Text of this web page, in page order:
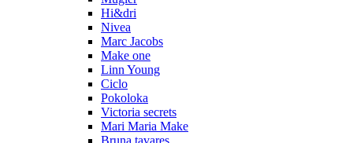
Hi&dri
Nivea
Marc Jacobs
Make one
Linn Young
Ciclo
Pokoloka
Victoria secrets
Mari Maria Make
Bruna tavares